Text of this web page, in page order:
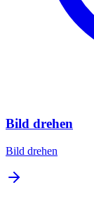
Bild drehen
Bild drehen